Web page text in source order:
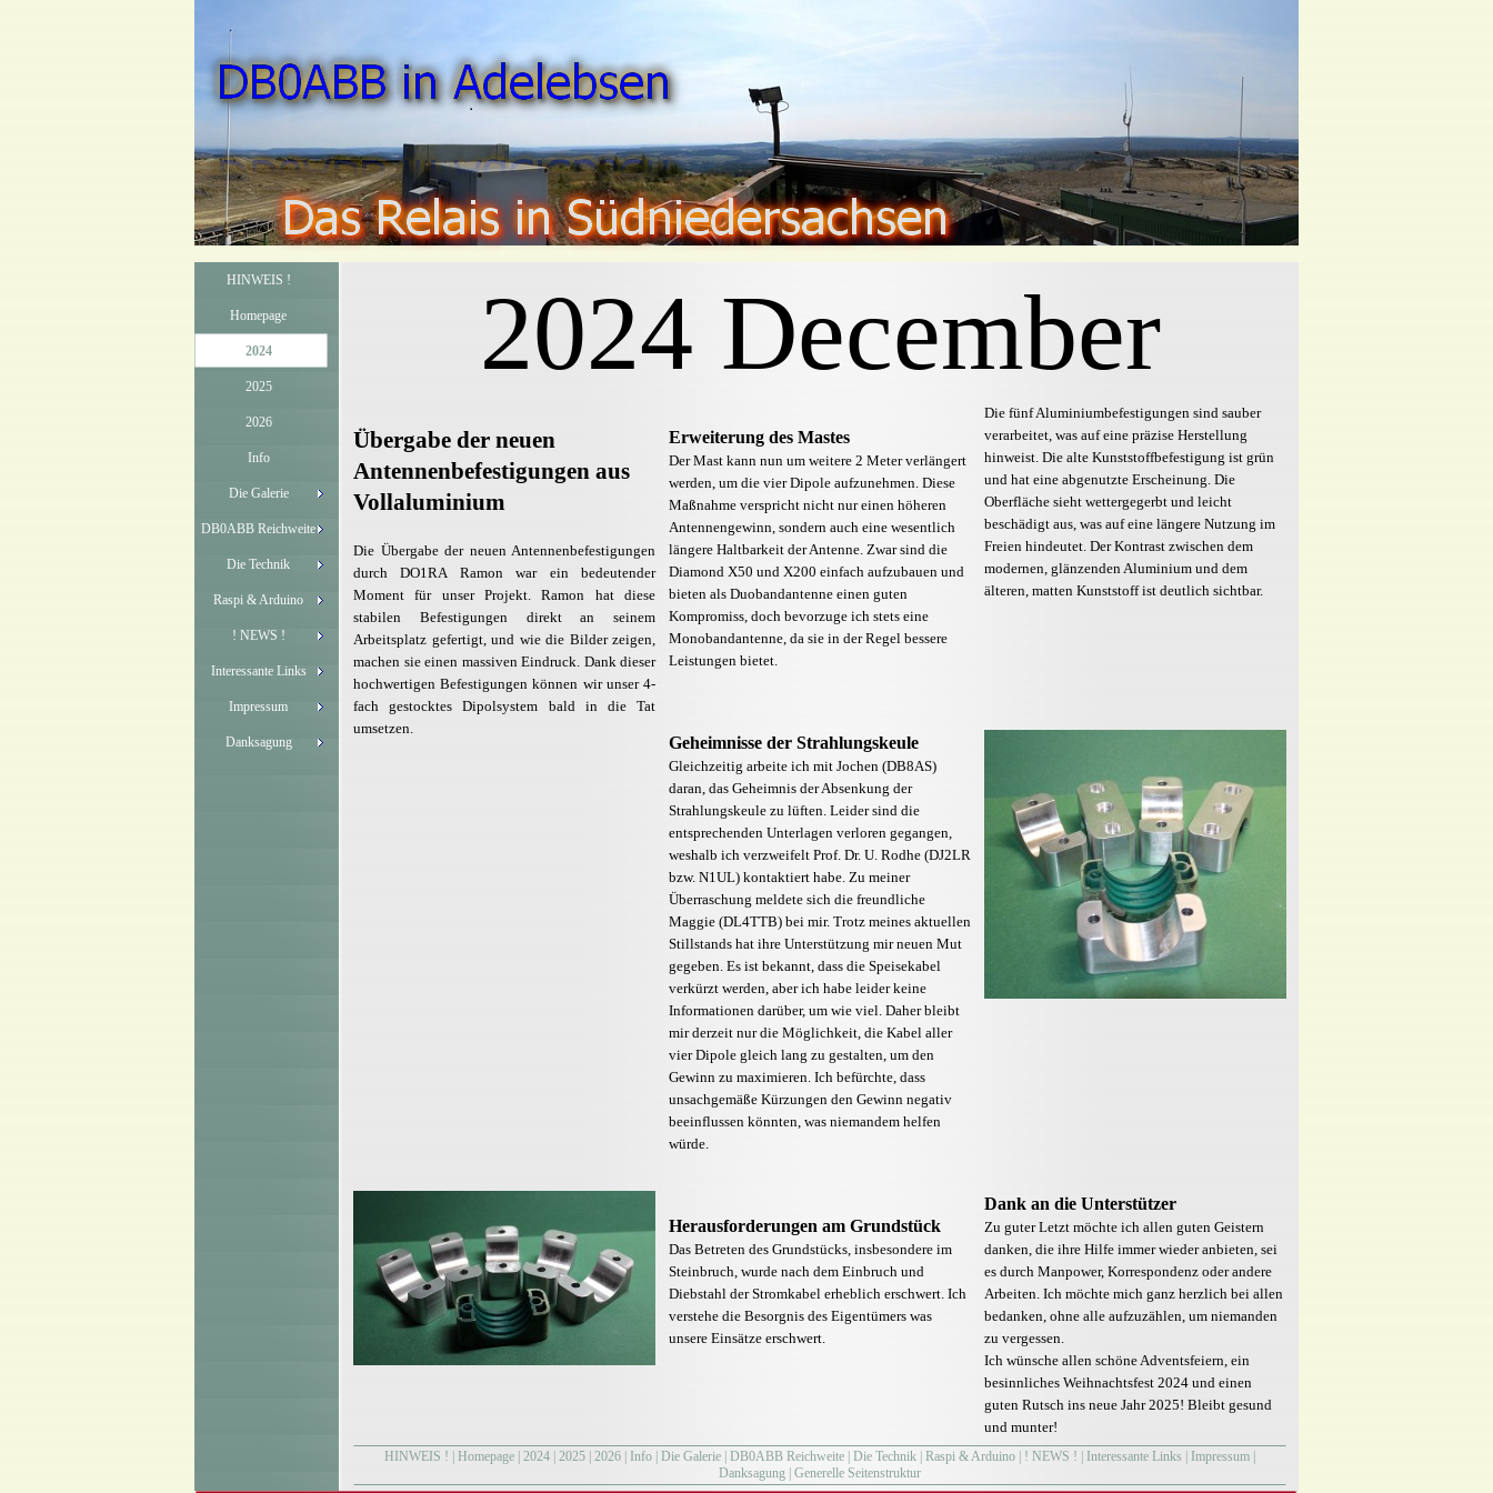
HINWEIS !
Homepage
2024
2025
2026
Info
Die Galerie
DB0ABB Reichweite
Die Technik
Raspi & Arduino
! NEWS !
Interessante Links
Impressum
Danksagung
2024 December
Übergabe der neuen
Antennenbefestigungen aus
Vollaluminium
Die Übergabe der neuen Antennenbefestigungen
durch DO1RA Ramon war ein bedeutender
Moment für unser Projekt. Ramon hat diese
stabilen Befestigungen direkt an seinem
Arbeitsplatz gefertigt, und wie die Bilder zeigen,
machen sie einen massiven Eindruck. Dank dieser
hochwertigen Befestigungen können wir unser 4-
fach gestocktes Dipolsystem bald in die Tat
umsetzen.
Erweiterung des Mastes
Der Mast kann nun um weitere 2 Meter verlängert
werden, um die vier Dipole aufzunehmen. Diese
Maßnahme verspricht nicht nur einen höheren
Antennengewinn, sondern auch eine wesentlich
längere Haltbarkeit der Antenne. Zwar sind die
Diamond X50 und X200 einfach aufzubauen und
bieten als Duobandantenne einen guten
Kompromiss, doch bevorzuge ich stets eine
Monobandantenne, da sie in der Regel bessere
Leistungen bietet.
Die fünf Aluminiumbefestigungen sind sauber
verarbeitet, was auf eine präzise Herstellung
hinweist. Die alte Kunststoffbefestigung ist grün
und hat eine abgenutzte Erscheinung. Die
Oberfläche sieht wettergegerbt und leicht
beschädigt aus, was auf eine längere Nutzung im
Freien hindeutet. Der Kontrast zwischen dem
modernen, glänzenden Aluminium und dem
älteren, matten Kunststoff ist deutlich sichtbar.
Geheimnisse der Strahlungskeule
Gleichzeitig arbeite ich mit Jochen (DB8AS)
daran, das Geheimnis der Absenkung der
Strahlungskeule zu lüften. Leider sind die
entsprechenden Unterlagen verloren gegangen,
weshalb ich verzweifelt Prof. Dr. U. Rodhe (DJ2LR
bzw. N1UL) kontaktiert habe. Zu meiner
Überraschung meldete sich die freundliche
Maggie (DL4TTB) bei mir. Trotz meines aktuellen
Stillstands hat ihre Unterstützung mir neuen Mut
gegeben. Es ist bekannt, dass die Speisekabel
verkürzt werden, aber ich habe leider keine
Informationen darüber, um wie viel. Daher bleibt
mir derzeit nur die Möglichkeit, die Kabel aller
vier Dipole gleich lang zu gestalten, um den
Gewinn zu maximieren. Ich befürchte, dass
unsachgemäße Kürzungen den Gewinn negativ
beeinflussen könnten, was niemandem helfen
würde.
Herausforderungen am Grundstück
Das Betreten des Grundstücks, insbesondere im
Steinbruch, wurde nach dem Einbruch und
Diebstahl der Stromkabel erheblich erschwert. Ich
verstehe die Besorgnis des Eigentümers was
unsere Einsätze erschwert.
Dank an die Unterstützer
Zu guter Letzt möchte ich allen guten Geistern
danken, die ihre Hilfe immer wieder anbieten, sei
es durch Manpower, Korrespondenz oder andere
Arbeiten. Ich möchte mich ganz herzlich bei allen
bedanken, ohne alle aufzuzählen, um niemanden
zu vergessen.
Ich wünsche allen schöne Adventsfeiern, ein
besinnliches Weihnachtsfest 2024 und einen
guten Rutsch ins neue Jahr 2025! Bleibt gesund
und munter!
HINWEIS ! Homepage 2024 2025 2026 Info Die Galerie DB0ABB Reichweite Die Technik Raspi & Arduino ! NEWS ! Interessante Links Impressum
Danksagung Generelle Seitenstruktur